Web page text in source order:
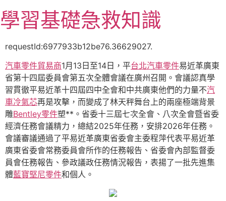
至
主
容
學習基礎急救知識
requestId:6977933b12be76.36629027.
汽車零件貿易商1月13日至14日，平台北汽車零件易近革廣東
省第十四屆委員會第五次全體會議在廣州召開。會議認真學
習貫徹平易近革十四屆四中全會和中共廣東他們的力量不汽
車冷氣芯再是攻擊，而變成了林天秤舞台上的兩座極端背景
雕Bentley零件塑**。省委十三屆七次全會、八次全會暨省委
經濟任務會議精力，總結2025年任務，安排2026年任務。
會議審議通過了平易近革廣東省委會主委程萍代表平易近革
廣東省委會常務委員會所作的任務報告、省委會內部監督委
員會任務報告、參政議政任務情況報告，表揚了一批先進集
體藍寶堅尼零件和個人。